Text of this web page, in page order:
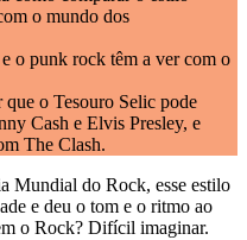
o mundo dos
o punk rock têm a ver com o
o Tesouro Selic pode
Cash e Elvis Presley, e
The Clash.
Mundial do Rock, esse estilo
e deu o tom e o ritmo ao
o Rock? Difícil imaginar.